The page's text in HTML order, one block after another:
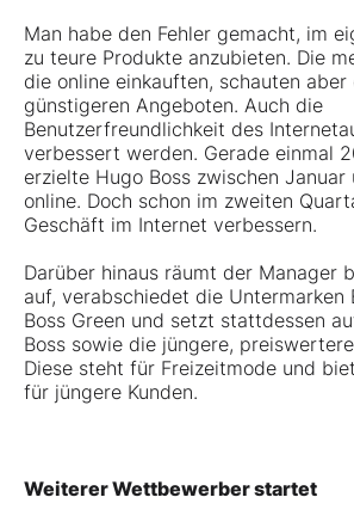
Man habe den Fehler gemacht, im
zu teure Produkte anzubieten. Die
die online einkauften, schauten aber
günstigeren Angeboten. Auch die
Benutzerfreundlichkeit des
verbessert werden. Gerade einmal
erzielte Hugo Boss zwischen Januar
online. Doch schon im zweiten
Geschäft im Internet verbessern.
Darüber hinaus räumt der Manager
auf, verabschiedet die Untermarken
Boss Green und setzt stattdessen
Boss sowie die jüngere,
Diese steht für Freizeitmode und
für jüngere Kunden.
Weiterer Wettbewerber startet